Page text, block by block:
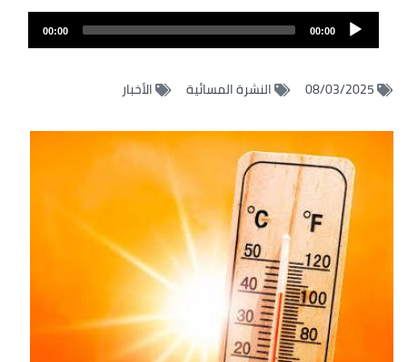
ملف
الصوت
Audio
Player
00:00
00:00
08/03/2025 النشرة المسائية الأخبار